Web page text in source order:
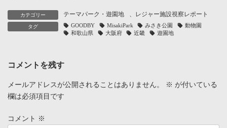
カテゴリー テーマパーク・遊園地 、 レジャー施設視察レポート
タグ GOODBY MisakiPark みさき公園
動物園
和歌山県
大阪府 近畿 遊園地
コメントを残す
メールアドレスが公開されることはありません。 ※ が付いている
欄は必須項目です
コメント ※